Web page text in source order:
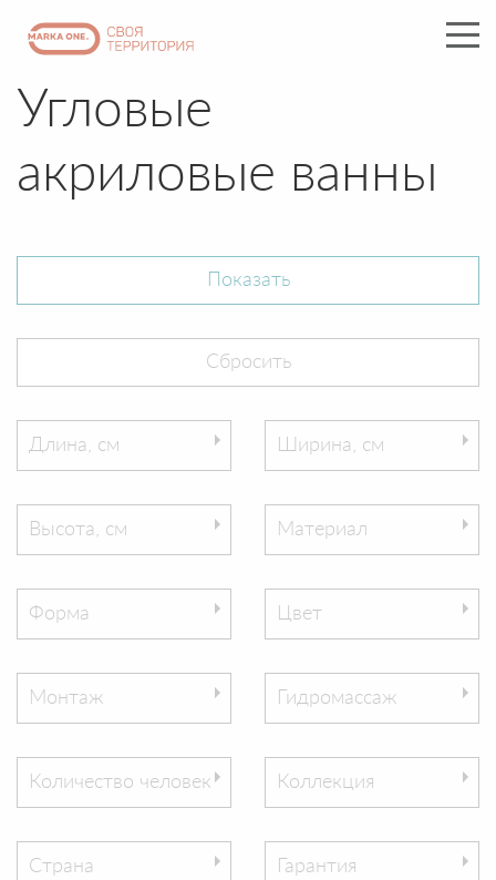
Угловые
акриловые ванны
Длина, см Ширина, см
Высота, см Материал
Форма Цвет
Монтаж Гидромассаж
Количество человек Коллекция
Страна
Гарантия